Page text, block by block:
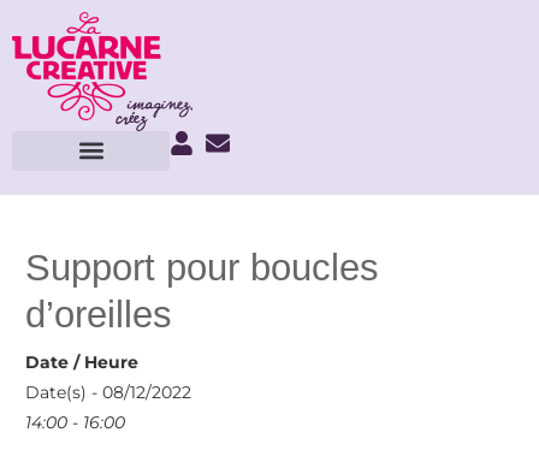
Support pour boucles
d’oreilles
Date / Heure
Date(s) - 08/12/2022
14:00 - 16:00